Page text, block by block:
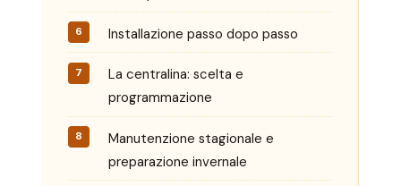
Installazione passo dopo passo
La centralina: scelta e
programmazione
Manutenzione stagionale e
preparazione invernale